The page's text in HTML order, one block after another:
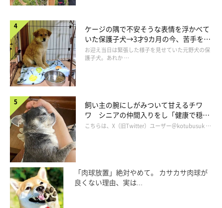
ケージの隅で不安そうな表情を浮かべて
いた保護子犬→3才9カ月の今、苦手を克
服し頼もしいコに成長！
お迎え当日は緊張した様子を見せていた元野犬の保
護子犬。あれか …
飼い主の腕にしがみついて甘えるチワ
ワ シニアの仲間入りをし「健康で穏や
かな暮らしが続いてほしい」と願う
こちらは、X（旧Twitter）ユーザー＠kotubusuk …
「肉球放置」絶対やめて。 カサカサ肉球が
良くない理由、実は...